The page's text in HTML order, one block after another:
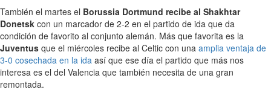
También el martes el Borussia Dortmund recibe al Shakhtar
Donetsk con un marcador de 2-2 en el partido de ida que da
condición de favorito al conjunto alemán. Más que favorita es la
Juventus que el miércoles recibe al Celtic con una amplia ventaja de
3-0 cosechada en la ida así que ese día el partido que más nos
interesa es el del Valencia que también necesita de una gran
remontada.